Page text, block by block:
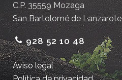
C.P. 35559 Mozaga
San Bartolomé de Lanzarote
928 52 10 48
Aviso legal